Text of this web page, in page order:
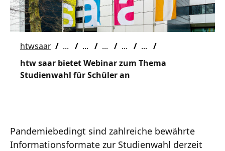
htwsaar
htw saar bietet Webinar zum Thema
Studienwahl für Schüler an
Pandemiebedingt sind zahlreiche bewährte
Informationsformate zur Studienwahl derzeit